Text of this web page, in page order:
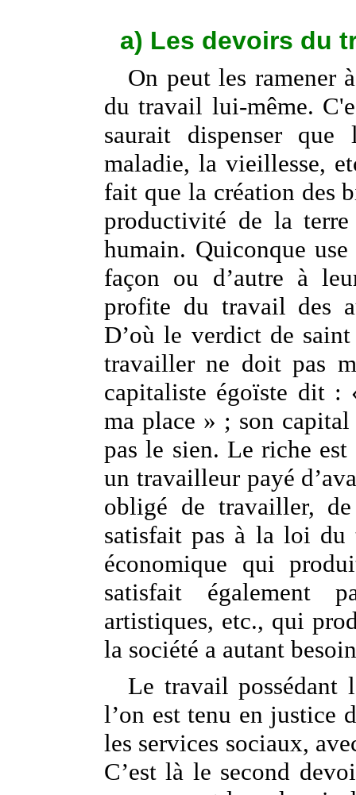
a) Les devoirs du
On peut les ramener
du travail lui-même.
saurait dispenser
maladie, la vieillesse,
fait que la création des
productivité de la
humain. Quiconque
façon ou d’autre à
profite du travail des
D’où le verdict de
travailler ne doit pas
capitaliste égoïste dit
ma place » ; son
pas le sien. Le riche
un travailleur payé
obligé de travailler,
satisfait pas à la loi du
économique qui
satisfait également
artistiques, etc., qui
la société a autant
Le travail possédant
l’on est tenu en justice
les services sociaux,
C’est là le second